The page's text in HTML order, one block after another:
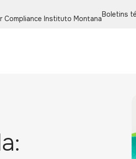
Compliance Instituto Montana
Boletins